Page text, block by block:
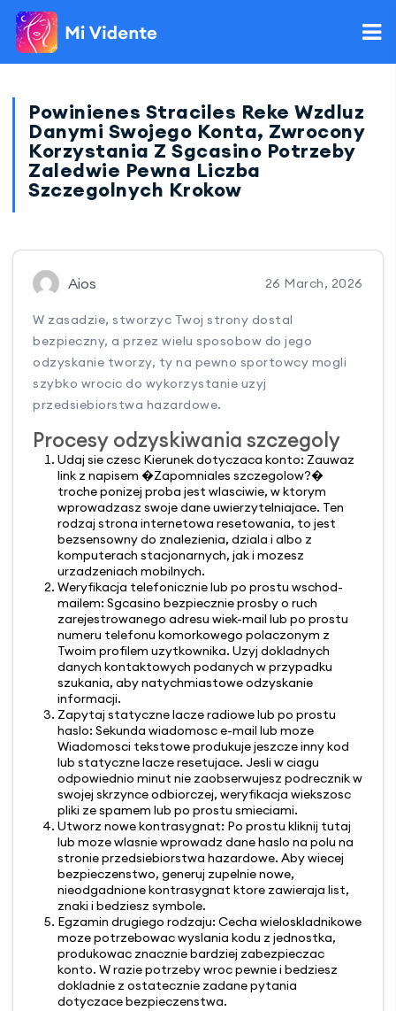
Powinienes Straciles Reke Wzdluz
Danymi Swojego Konta, Zwrocony
Korzystania Z Sgcasino Potrzeby
Zaledwie Pewna Liczba
Szczegolnych Krokow
Aios 26 March, 2026
W zasadzie, stworzyc Twoj strony dostal
bezpieczny, a przez wielu sposobow do jego
odzyskanie tworzy, ty na pewno sportowcy mogli
szybko wrocic do wykorzystanie uzyj
przedsiebiorstwa hazardowe.
Procesy odzyskiwania szczegoly
Udaj sie czesc Kierunek dotyczaca konto: Zauwaz
link z napisem �Zapomniales szczegolow?�
troche ponizej proba jest wlasciwie, w ktorym
wprowadzasz swoje dane uwierzytelniajace. Ten
rodzaj strona internetowa resetowania, to jest
bezsensowny do znalezienia, dziala i albo z
komputerach stacjonarnych, jak i mozesz
urzadzeniach mobilnych.
Weryfikacja telefonicznie lub po prostu wschod-
mailem: Sgcasino bezpiecznie prosby o ruch
zarejestrowanego adresu wiek-mail lub po prostu
numeru telefonu komorkowego polaczonym z
Twoim profilem uzytkownika. Uzyj dokladnych
danych kontaktowych podanych w przypadku
szukania, aby natychmiastowe odzyskanie
informacji.
Zapytaj statyczne lacze radiowe lub po prostu
haslo: Sekunda wiadomosc e-mail lub moze
Wiadomosci tekstowe produkuje jeszcze inny kod
lub statyczne lacze resetujace. Jesli w ciagu
odpowiednio minut nie zaobserwujesz podrecznik w
swojej skrzynce odbiorczej, weryfikacja wiekszosc
pliki ze spamem lub po prostu smieciami.
Utworz nowe kontrasygnat: Po prostu kliknij tutaj
lub moze wlasnie wprowadz dane haslo na polu na
stronie przedsiebiorstwa hazardowe. Aby wiecej
bezpieczenstwo, generuj zupelnie nowe,
nieodgadnione kontrasygnat ktore zawieraja list,
znaki i bedziesz symbole.
Egzamin drugiego rodzaju: Cecha wieloskladnikowe
moze potrzebowac wyslania kodu z jednostka,
produkowac znacznie bardziej zabezpieczac
konto. W razie potrzeby wroc pewnie i bedziesz
dokladnie z ostatecznie zadane pytania
dotyczace bezpieczenstwa.